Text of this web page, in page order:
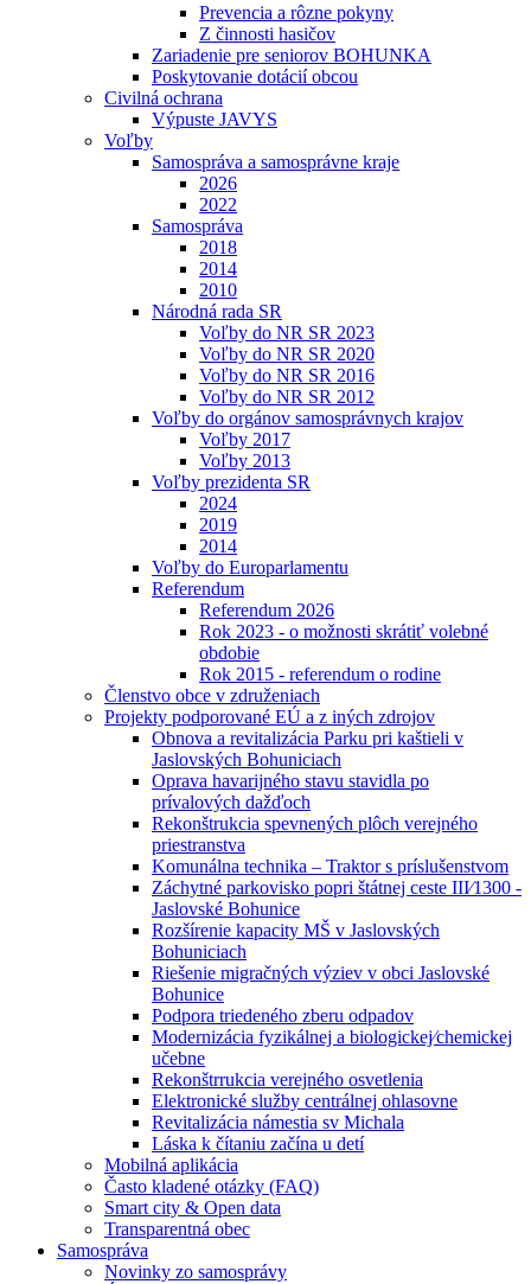
Prevencia a rôzne pokyny
Z činnosti hasičov
Zariadenie pre seniorov BOHUNKA
Poskytovanie dotácií obcou
Civilná ochrana
Výpuste JAVYS
Voľby
Samospráva a samosprávne kraje
2026
2022
Samospráva
2018
2014
2010
Národná rada SR
Voľby do NR SR 2023
Voľby do NR SR 2020
Voľby do NR SR 2016
Voľby do NR SR 2012
Voľby do orgánov samosprávnych krajov
Voľby 2017
Voľby 2013
Voľby prezidenta SR
2024
2019
2014
Voľby do Europarlamentu
Referendum
Referendum 2026
Rok 2023 - o možnosti skrátiť volebné
obdobie
Rok 2015 - referendum o rodine
Členstvo obce v združeniach
Projekty podporované EÚ a z iných zdrojov
Obnova a revitalizácia Parku pri kaštieli v
Jaslovských Bohuniciach
Oprava havarijného stavu stavidla po
prívalových dažďoch
Rekonštrukcia spevnených plôch verejného
priestranstva
Komunálna technika – Traktor s príslušenstvom
Záchytné parkovisko popri štátnej ceste III⁄1300 -
Jaslovské Bohunice
Rozšírenie kapacity MŠ v Jaslovských
Bohuniciach
Riešenie migračných výziev v obci Jaslovské
Bohunice
Podpora triedeného zberu odpadov
Modernizácia fyzikálnej a biologickej⁄chemickej
učebne
Rekonštrrukcia verejného osvetlenia
Elektronické služby centrálnej ohlasovne
Revitalizácia námestia sv Michala
Láska k čítaniu začína u detí
Mobilná aplikácia
Často kladené otázky (FAQ)
Smart city & Open data
Transparentná obec
Samospráva
Novinky zo samosprávy